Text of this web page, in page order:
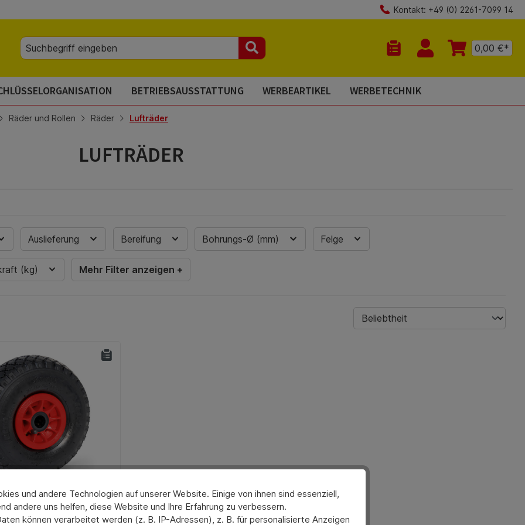
Kontakt: +49 (0) 2261-7099 14
Du hast 0 Produkte auf dem
0,00 €*
BETRIEBSAUSSTATTUNG WERBEARTIKEL WERBETECHNIK
Räder und Rollen Räder Lufträder
LUFTRÄDER
Auslieferung Bereifung Bohrungs-Ø (mm) Felge
(kg) Mehr Filter anzeigen +
Bewertung von 0 von 5 Sternen
260 x 85 mm "fetra"
und andere Technologien auf unserer Website. Einige von ihnen sind essenziell,
andere uns helfen, diese Website und Ihre Erfahrung zu verbessern.
können verarbeitet werden (z. B. IP-Adressen), z. B. für personalisierte Anzeigen